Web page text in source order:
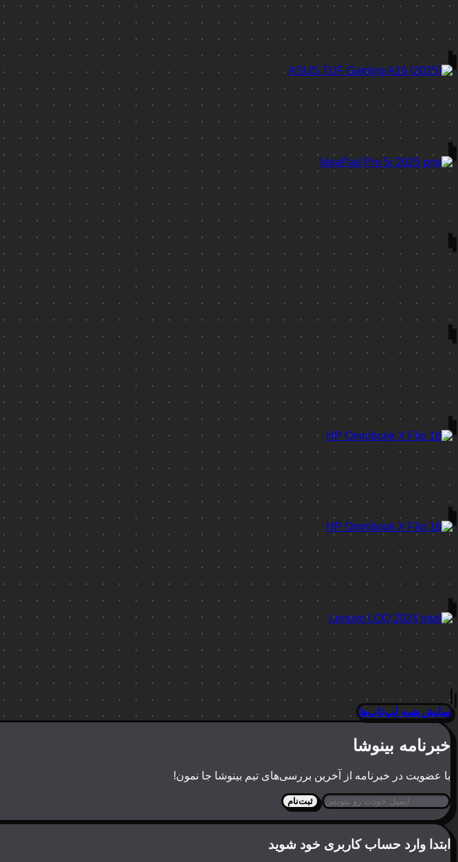
نمایش همه لپ‌تاپ‌ها
خبرنامه بینوشا
با عضویت در خبرنامه از آخرین بررسی‌های تیم بینوشا جا نمون!
ثبت‌نام
ابتدا وارد حساب کاربری خود شوید